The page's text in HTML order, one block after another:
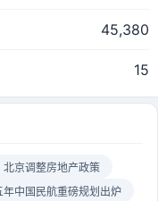
45,380
15
北京调整房地产政策
年中国民航重磅规划出炉